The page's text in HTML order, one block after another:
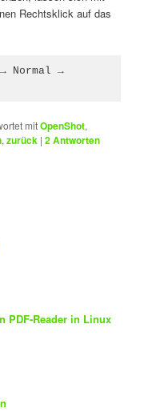
Rechtsklick auf das
Normal →
mitOpenShot,
,zurück |2Antworten
PDF-Reader in Linux